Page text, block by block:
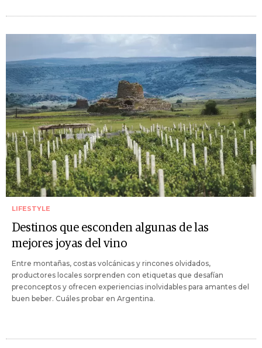
LIFESTYLE
Destinos que esconden algunas de las
mejores joyas del vino
Entre montañas, costas volcánicas y rincones olvidados,
productores locales sorprenden con etiquetas que desafían
preconceptos y ofrecen experiencias inolvidables para amantes del
buen beber. Cuáles probar en Argentina.